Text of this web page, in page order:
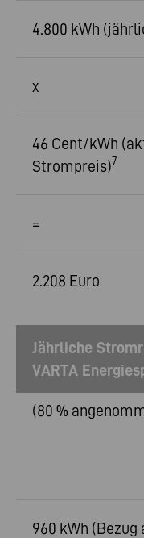
4.800 kWh
x
46 Cent/kWh
Strompreis)7
=
2.208 Euro
Jährliche
VARTA
(80 %
960 kWh